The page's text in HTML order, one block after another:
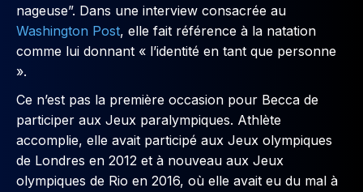
nageuse”. Dans une interview consacrée au
Washington Post, elle fait référence à la natation
comme lui donnant « l’identité en tant que personne
».
Ce n’est pas la première occasion pour Becca de
participer aux Jeux paralympiques. Athlète
accomplie, elle avait participé aux Jeux olympiques
de Londres en 2012 et à nouveau aux Jeux
olympiques de Rio en 2016, où elle avait eu du mal à